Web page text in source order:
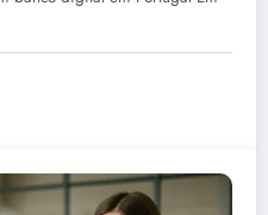
Você